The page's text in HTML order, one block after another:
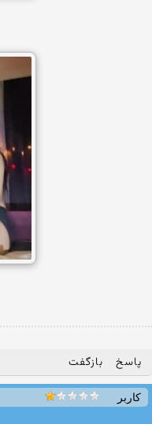
پاسخ بازگفت
کاربر